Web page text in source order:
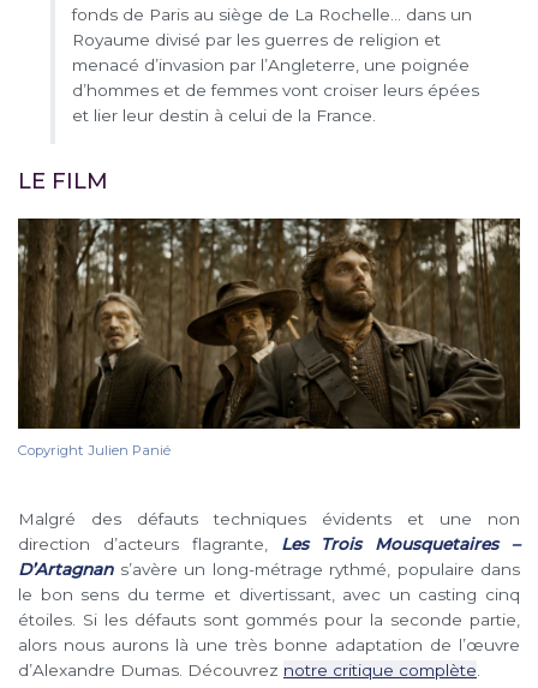
fonds de Paris au siège de La Rochelle… dans un
Royaume divisé par les guerres de religion et
menacé d’invasion par l’Angleterre, une poignée
d’hommes et de femmes vont croiser leurs épées
et lier leur destin à celui de la France.
LE FILM
Copyright Julien Panié
Malgré des défauts techniques évidents et une non
direction d’acteurs flagrante, Les Trois Mousquetaires –
D’Artagnan s’avère un long-métrage rythmé, populaire dans
le bon sens du terme et divertissant, avec un casting cinq
étoiles. Si les défauts sont gommés pour la seconde partie,
alors nous aurons là une très bonne adaptation de l’œuvre
d’Alexandre Dumas. Découvrez notre critique complète